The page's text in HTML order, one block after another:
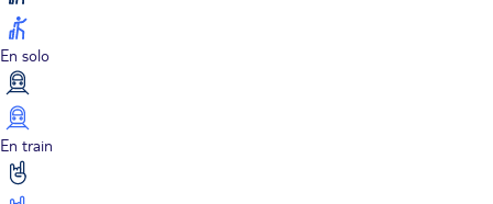
En solo
En train